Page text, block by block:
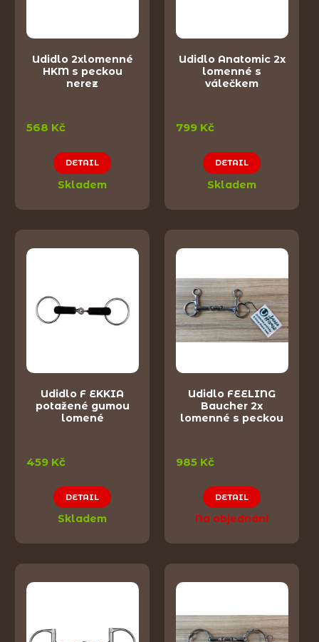
Udidlo 2xlomenné
HKM s peckou
nerez
568 Kč
DETAIL
Skladem
Udidlo Anatomic 2x
lomenné s
válečkem
799 Kč
DETAIL
Skladem
Udidlo F EKKIA
potažené gumou
lomené
459 Kč
DETAIL
Skladem
Udidlo FEELING
Baucher 2x
lomenné s peckou
985 Kč
DETAIL
Na objednání